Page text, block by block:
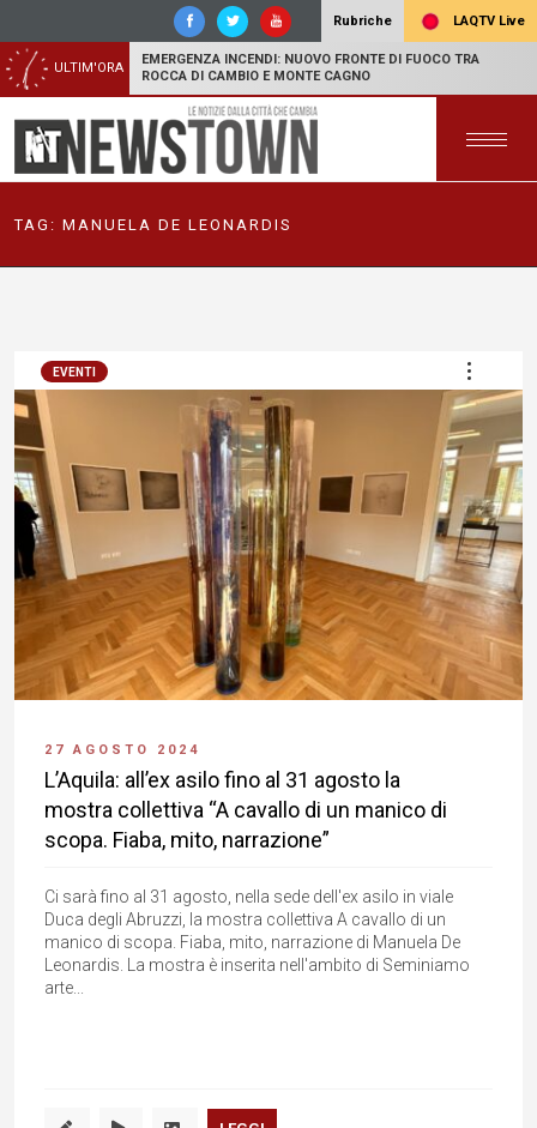
Rubriche LAQTV Live
ULTIM'ORA
EMERGENZA INCENDI: NUOVO FRONTE DI FUOCO TRA
ROCCA DI CAMBIO E MONTE CAGNO
TAG: MANUELA DE LEONARDIS
EVENTI
27 AGOSTO 2024
L’Aquila: all’ex asilo fino al 31 agosto la
mostra collettiva “A cavallo di un manico di
scopa. Fiaba, mito, narrazione”
Ci sarà fino al 31 agosto, nella sede dell'ex asilo in viale
Duca degli Abruzzi, la mostra collettiva A cavallo di un
manico di scopa. Fiaba, mito, narrazione di Manuela De
Leonardis. La mostra è inserita nell'ambito di Seminiamo
arte...